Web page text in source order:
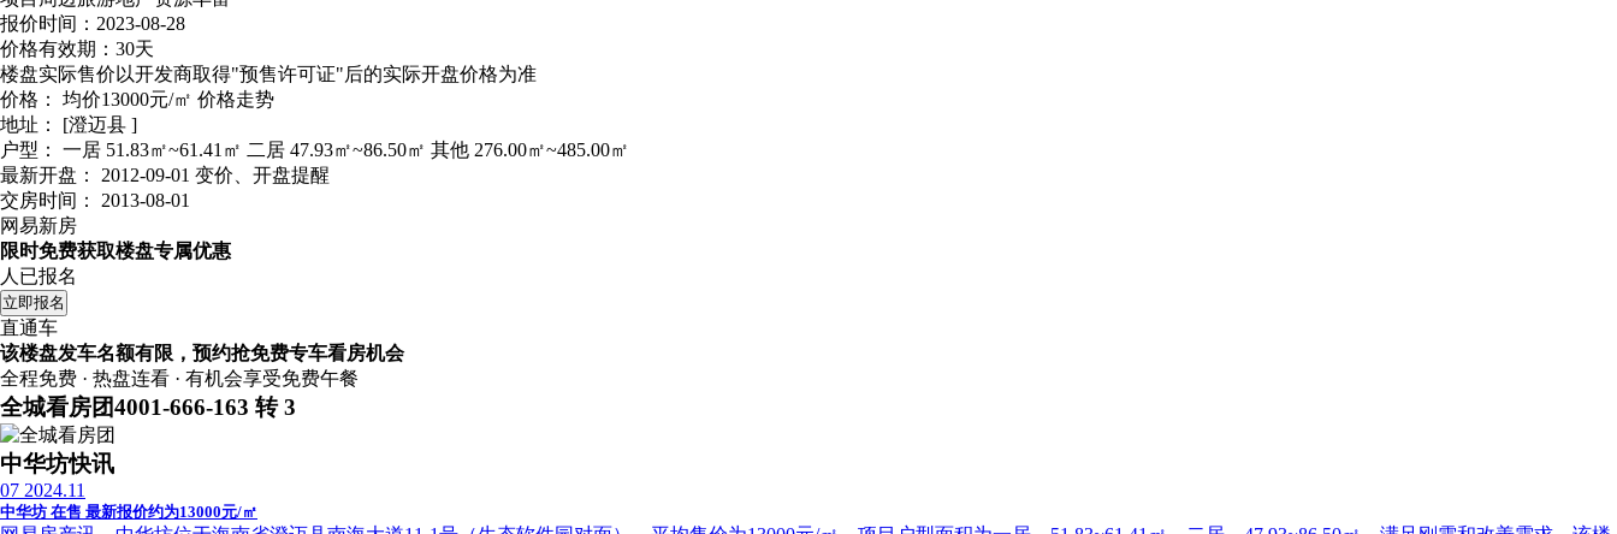
报价时间：2023-08-28
价格有效期：30天
楼盘实际售价以开发商取得"预售许可证"后的实际开盘价格为准
价格：
均价13000元/㎡ 价格走势
地址：
[澄迈县 ]
户型：
一居 51.83㎡~61.41㎡ 二居 47.93㎡~86.50㎡ 其他 276.00㎡~485.00㎡
最新开盘：
2012-09-01 变价、开盘提醒
交房时间：
2013-08-01
网易新房
限时免费获取楼盘专属优惠
人已报名
立即报名
直通车
该楼盘发车名额有限，预约抢免费专车看房机会
全程免费 · 热盘连看 · 有机会享受免费午餐
全城看房团4001-666-163 转 3
中华坊快讯
07 2024.11
中华坊 在售 最新报价约为13000元/㎡